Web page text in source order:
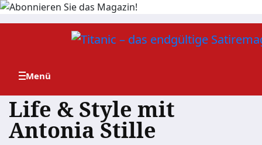
Zum
Life & Style mit
Antonia Stille